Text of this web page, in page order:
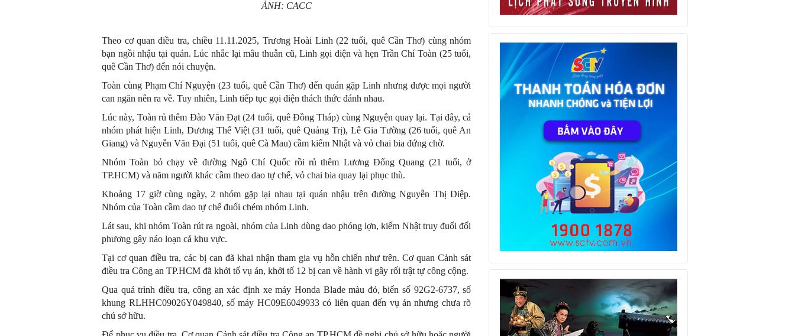
ẢNH: CACC
Theo cơ quan điều tra, chiều 11.11.2025, Trương Hoài Linh (22 tuổi, quê Cần Thơ) cùng nhóm
bạn ngồi nhậu tại quán. Lúc nhắc lại mâu thuẫn cũ, Linh gọi điện và hẹn Trần Chí Toàn (25 tuổi,
quê Cần Thơ) đến nói chuyện.
Toàn cùng Phạm Chí Nguyện (23 tuổi, quê Cần Thơ) đến quán gặp Linh nhưng được mọi người
can ngăn nên ra về. Tuy nhiên, Linh tiếp tục gọi điện thách thức đánh nhau.
Lúc này, Toàn rủ thêm Đào Văn Đạt (24 tuổi, quê Đồng Tháp) cùng Nguyện quay lại. Tại đây, cả
nhóm phát hiện Linh, Dương Thế Việt (31 tuổi, quê Quảng Trị), Lê Gia Tường (26 tuổi, quê An
Giang) và Nguyễn Văn Đại (51 tuổi, quê Cà Mau) cầm kiếm Nhật và vỏ chai bia đứng chờ.
Nhóm Toàn bỏ chạy về đường Ngô Chí Quốc rồi rủ thêm Lương Đổng Quang (21 tuổi, ở
TP.HCM) và năm người khác cầm theo dao tự chế, vỏ chai bia quay lại phục thù.
Khoảng 17 giờ cùng ngày, 2 nhóm gặp lại nhau tại quán nhậu trên đường Nguyễn Thị Diệp.
Nhóm của Toàn cầm dao tự chế đuổi chém nhóm Linh.
Lát sau, khi nhóm Toàn rút ra ngoài, nhóm của Linh dùng dao phóng lợn, kiếm Nhật truy đuổi đối
phương gây náo loạn cả khu vực.
Tại cơ quan điều tra, các bị can đã khai nhận tham gia vụ hỗn chiến như trên. Cơ quan Cảnh sát
điều tra Công an TP.HCM đã khởi tố vụ án, khởi tố 12 bị can về hành vi gây rối trật tự công cộng.
Qua quá trình điều tra, công an xác định xe máy Honda Blade màu đỏ, biển số 92G2-6737, số
khung RLHHC09026Y049840, số máy HC09E6049933 có liên quan đến vụ án nhưng chưa rõ
chủ sở hữu.